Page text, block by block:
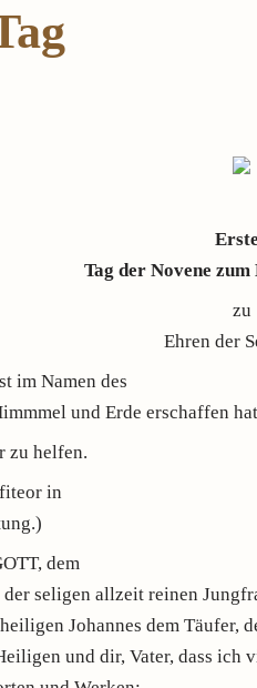
Tag der Novene
zu
Ehren der
im Namen des
und Erde erschaffen
zu helfen.
in
dem
seligen allzeit reinen
Johannes dem Täufer,
und dir, Vater, dass ich